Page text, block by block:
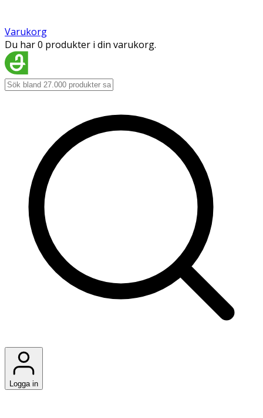
Varukorg
Du har 0 produkter i din varukorg.
Logga in